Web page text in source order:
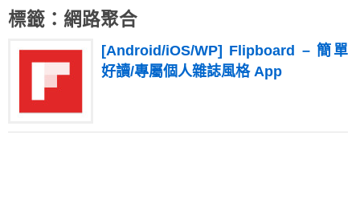
標籤：網路聚合
[Android/iOS/WP] Flipboard – 簡單
好讀/專屬個人雜誌風格 App